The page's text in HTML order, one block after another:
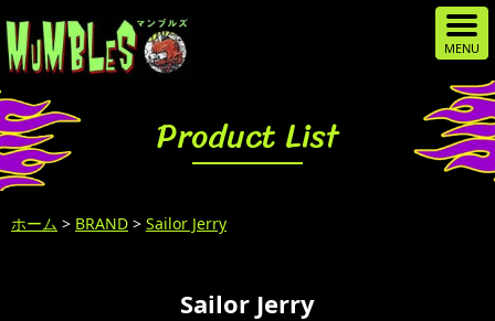
Product List
ホーム > BRAND > Sailor Jerry
Sailor Jerry